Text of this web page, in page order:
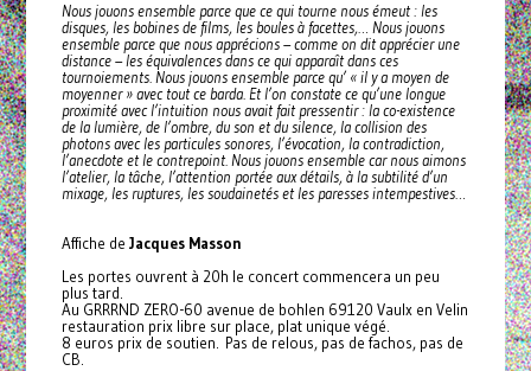
Nous jouons ensemble parce que ce qui tourne nous émeut : les
disques, les bobines de films, les boules à facettes,… Nous jouons
ensemble parce que nous apprécions – comme on dit apprécier une
distance – les équivalences dans ce qui apparaît dans ces
tournoiements. Nous jouons ensemble parce qu’ « il y a moyen de
moyenner » avec tout ce barda. Et l’on constate ce qu’une longue
proximité avec l’intuition nous avait fait pressentir : la co-existence
de la lumière, de l’ombre, du son et du silence, la collision des
photons avec les particules sonores, l’évocation, la contradiction,
l’anecdote et le contrepoint. Nous jouons ensemble car nous aimons
l’atelier, la tâche, l’attention portée aux détails, à la subtilité d’un
mixage, les ruptures, les soudainetés et les paresses intempestives…
Affiche de Jacques Masson
Les portes ouvrent à 20h le concert commencera un peu
plus tard.
Au GRRRND ZERO-60 avenue de bohlen 69120 Vaulx en Velin
restauration prix libre sur place, plat unique végé.
8 euros prix de soutien. Pas de relous, pas de fachos, pas de
CB.